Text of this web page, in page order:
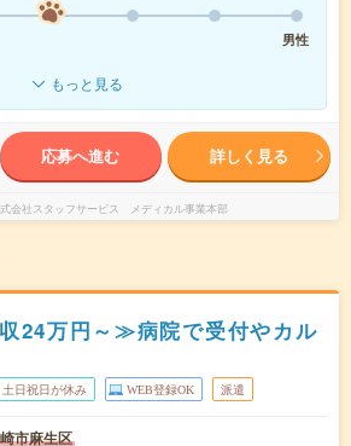
男性
もっと見る
応募へ進む 詳しく見る
会社スタッフサービス メディカル事業本部
24万円～≫病院で受付やカル
土日祝日が休み WEB登録OK 派遣
市麻生区